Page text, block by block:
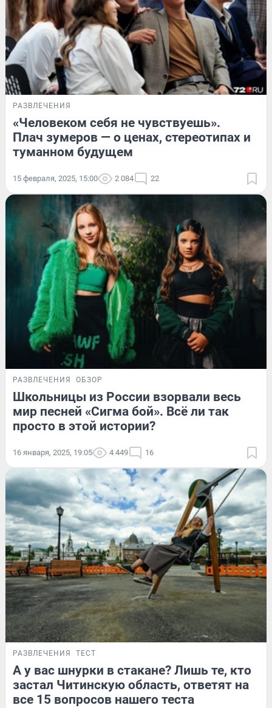
РАЗВЛЕЧЕНИЯ
«Человеком себя не чувствуешь».
Плач зумеров — о ценах, стереотипах и
туманном будущем
15 февраля, 2025, 15:00 2 084 22
РАЗВЛЕЧЕНИЯ ОБЗОР
Школьницы из России взорвали весь
мир песней «Сигма бой». Всё ли так
просто в этой истории?
16 января, 2025, 19:05 4 449 16
РАЗВЛЕЧЕНИЯ ТЕСТ
А у вас шнурки в стакане? Лишь те, кто
застал Читинскую область, ответят на
все 15 вопросов нашего теста